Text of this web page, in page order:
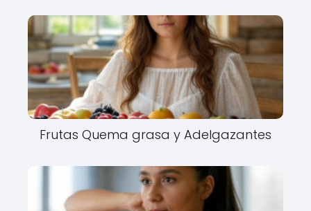
Frutas Quema grasa y Adelgazantes